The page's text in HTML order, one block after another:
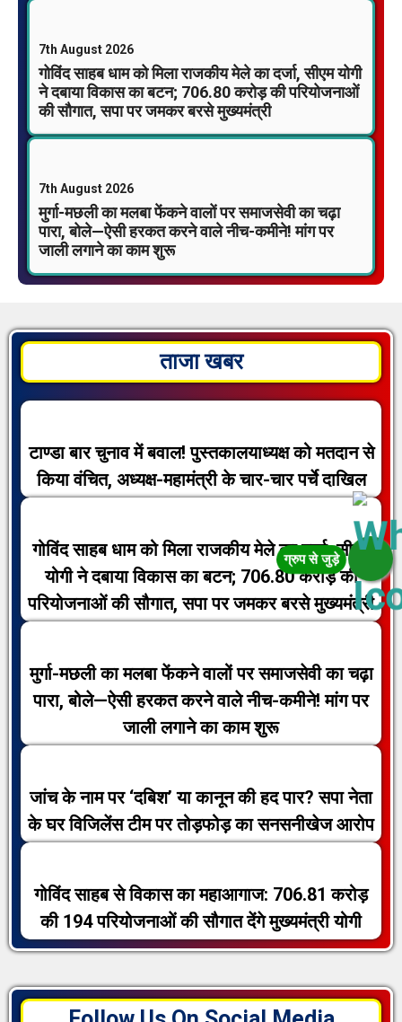
7th August 2026
गोविंद साहब धाम को मिला राजकीय मेले का दर्जा, सीएम योगी
ने दबाया विकास का बटन; 706.80 करोड़ की परियोजनाओं
की सौगात, सपा पर जमकर बरसे मुख्यमंत्री
7th August 2026
मुर्गा-मछली का मलबा फेंकने वालों पर समाजसेवी का चढ़ा
पारा, बोले—ऐसी हरकत करने वाले नीच-कमीने! मांग पर
जाली लगाने का काम शुरू
ताजा खबर
टाण्डा बार चुनाव में बवाल! पुस्तकालयाध्यक्ष को मतदान से
किया वंचित, अध्यक्ष-महामंत्री के चार-चार पर्चे दाखिल
गोविंद साहब धाम को मिला राजकीय मेले का दर्जा, सीएम
योगी ने दबाया विकास का बटन; 706.80 करोड़ की
परियोजनाओं की सौगात, सपा पर जमकर बरसे मुख्यमंत्री
मुर्गा-मछली का मलबा फेंकने वालों पर समाजसेवी का चढ़ा
पारा, बोले—ऐसी हरकत करने वाले नीच-कमीने! मांग पर
जाली लगाने का काम शुरू
जांच के नाम पर ‘दबिश’ या कानून की हद पार? सपा नेता
के घर विजिलेंस टीम पर तोड़फोड़ का सनसनीखेज आरोप
गोविंद साहब से विकास का महाआगाज: 706.81 करोड़
की 194 परियोजनाओं की सौगात देंगे मुख्यमंत्री योगी